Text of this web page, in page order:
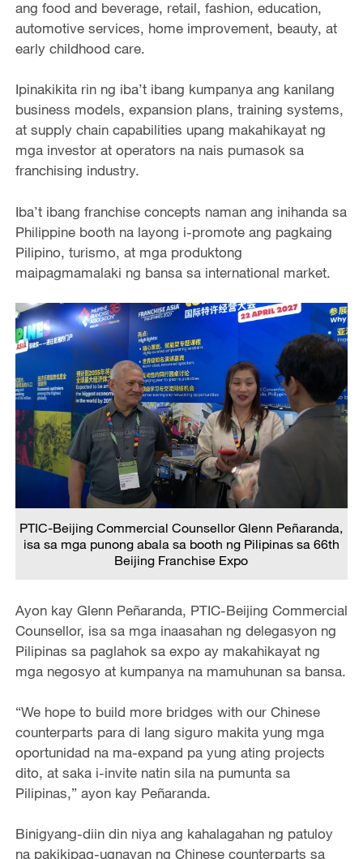
ang food and beverage, retail, fashion, education,
automotive services, home improvement, beauty, at
early childhood care.
Ipinakikita rin ng iba’t ibang kumpanya ang kanilang
business models, expansion plans, training systems,
at supply chain capabilities upang makahikayat ng
mga investor at operators na nais pumasok sa
franchising industry.
Iba’t ibang franchise concepts naman ang inihanda sa
Philippine booth na layong i-promote ang pagkaing
Pilipino, turismo, at mga produktong
maipagmamalaki ng bansa sa international market.
PTIC-Beijing Commercial Counsellor Glenn Peñaranda,
isa sa mga punong abala sa booth ng Pilipinas sa 66th
Beijing Franchise Expo
Ayon kay Glenn Peñaranda, PTIC-Beijing Commercial
Counsellor, isa sa mga inaasahan ng delegasyon ng
Pilipinas sa paglahok sa expo ay makahikayat ng
mga negosyo at kumpanya na mamuhunan sa bansa.
“We hope to build more bridges with our Chinese
counterparts para di lang siguro makita yung mga
oportunidad na ma-expand pa yung ating projects
dito, at saka i-invite natin sila na pumunta sa
Pilipinas,” ayon kay Peñaranda.
Binigyang-diin din niya ang kahalagahan ng patuloy
na pakikipag-ugnayan ng Chinese counterparts sa